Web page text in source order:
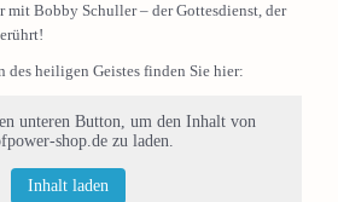
mit Bobby Schuller – der Gottesdienst, der
des heiligen Geistes finden Sie hier:
unteren Button, um den Inhalt von
shop.de zu laden.
Inhalt laden